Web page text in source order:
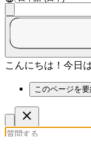
ご質問はありま
こんにちは！今日
このページを